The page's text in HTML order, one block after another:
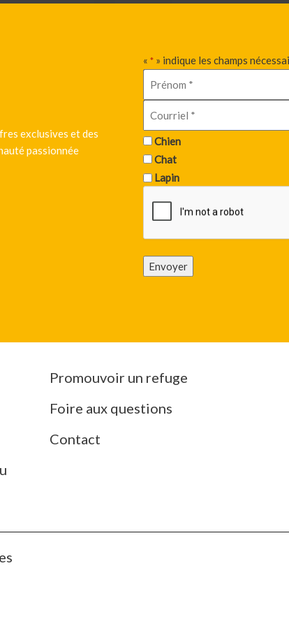
exclusives et des
passionnée
« * » indique les champs
Chien
Chat
Lapin
Envoyer
Promouvoir un refuge
Foire aux questions
Contact